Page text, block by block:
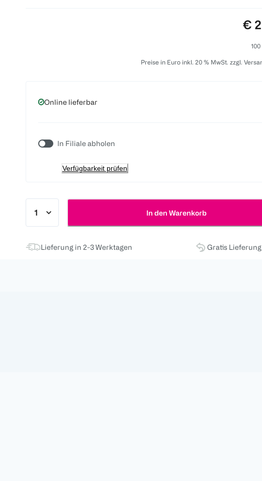
€
Preise in Euro inkl. 20 % MwSt. zzgl.
Online lieferbar
In Filiale abholen
Verfügbarkeit prüfen
In den Warenkorb
Lieferung in 2-3 Werktagen Gratis